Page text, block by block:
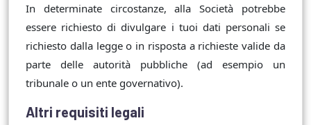
In determinate circostanze, alla Società potrebbe
essere richiesto di divulgare i tuoi dati personali se
richiesto dalla legge o in risposta a richieste valide da
parte delle autorità pubbliche (ad esempio un
tribunale o un ente governativo).
Altri requisiti legali